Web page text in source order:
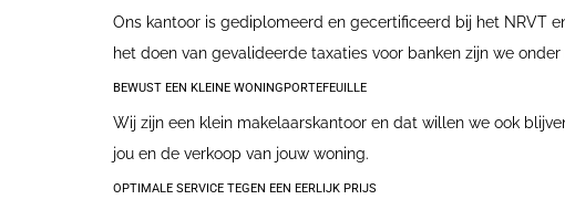
Ons kantoor is gediplomeerd en gecertificeerd bij het NRVT
het doen van gevalideerde taxaties voor banken zijn we
BEWUST EEN KLEINE WONINGPORTEFEUILLE
Wij zijn een klein makelaarskantoor en dat willen we ook
jou en de verkoop van jouw woning.
OPTIMALE SERVICE TEGEN EEN EERLIJK PRIJS